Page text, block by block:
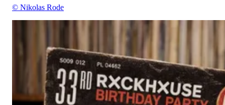
© Nikolas Rode